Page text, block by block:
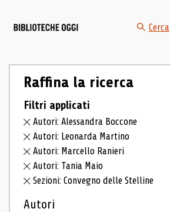
Cerca
Raffina la ricerca
Filtri applicati
Autori: Alessandra Boccone
Autori: Leonarda Martino
Autori: Marcello Ranieri
Autori: Tania Maio
Sezioni: Convegno delle Stelline
Autori